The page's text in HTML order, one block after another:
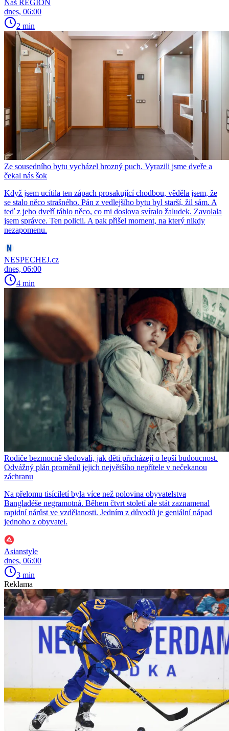
Náš REGION
dnes, 06:00
2 min
Ze sousedního bytu vycházel hrozný puch. Vyrazili jsme dveře a
čekal nás šok
Když jsem ucítila ten zápach prosakující chodbou, věděla jsem, že
se stalo něco strašného. Pán z vedlejšího bytu byl starší, žil sám. A
teď z jeho dveří táhlo něco, co mi doslova svíralo žaludek. Zavolala
jsem správce. Ten policii. A pak přišel moment, na který nikdy
nezapomenu.
NESPECHEJ.cz
dnes, 06:00
4 min
Rodiče bezmocně sledovali, jak děti přicházejí o lepší budoucnost.
Odvážný plán proměnil jejich největšího nepřítele v nečekanou
záchranu
Na přelomu tisíciletí byla více než polovina obyvatelstva
Bangladéše negramotná. Během čtvrt století ale stát zaznamenal
rapidní nárůst ve vzdělanosti. Jedním z důvodů je geniální nápad
jednoho z obyvatel.
Asianstyle
dnes, 06:00
3 min
Reklama